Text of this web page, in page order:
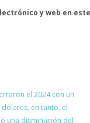
y web en
el 2024 con un
en tanto, el
una disminución del